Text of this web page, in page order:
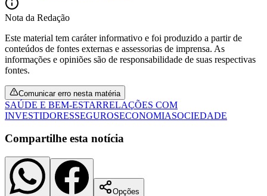
Este material tem caráter informativo e foi produzido a partir de
conteúdos de fontes externas e assessorias de imprensa. As
informações e opiniões são de responsabilidade de suas respectivas
fontes.
Comunicar erro nesta matéria
INVESTIDORESSEGUROSECONOMIA
Compartilhe esta notícia
WhatsApp Facebook